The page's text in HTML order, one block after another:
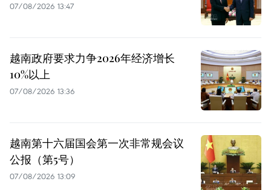
07/08/2026 13:47
越南政府要求力争2026年经济增长
10%以上
07/08/2026 13:36
越南第十六届国会第一次非常规会议
公报（第5号）
07/08/2026 13:09